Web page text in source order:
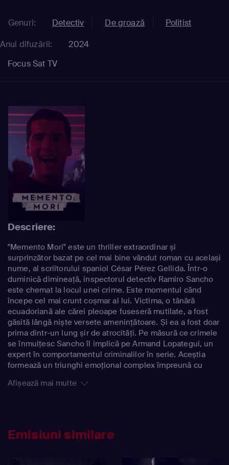
Genuri: Detectiv De groază
Polițist
Anul difuzării:
2024
Focus Sat TV
Descriere:
"Memento Mori" este un thriller extraordinar și
surprinzător bazat pe cel mai bine vândut roman cu același
nume, al scriitorului spaniol César Pérez Gellida. Într-o
duminică dimineață, inspectorul detectiv Ramiro Sancho
este chemat la locul unei crime. Este momentul când
începe cel mai crunt coșmar al lui. Victima, o tânără
ecuadoriană ale cărei pleoape fuseseră mutilate, a fost
găsită lângă niște versete amenințătoare. Și ea a fost doar
prima dintr-un lung șir de atrocități. Pe măsură ce crimele
se înmulțesc Sancho îl implică pe Armand Lopategui, un
expert în comportamentul criminalilor în serie. Aceștia
formează un triunghi emoțional complex împreună cu
numai de marea muzică și literatură, ci și de complexul
perspectiva criminalului.
Afișează mai multe
Emisiuni similare